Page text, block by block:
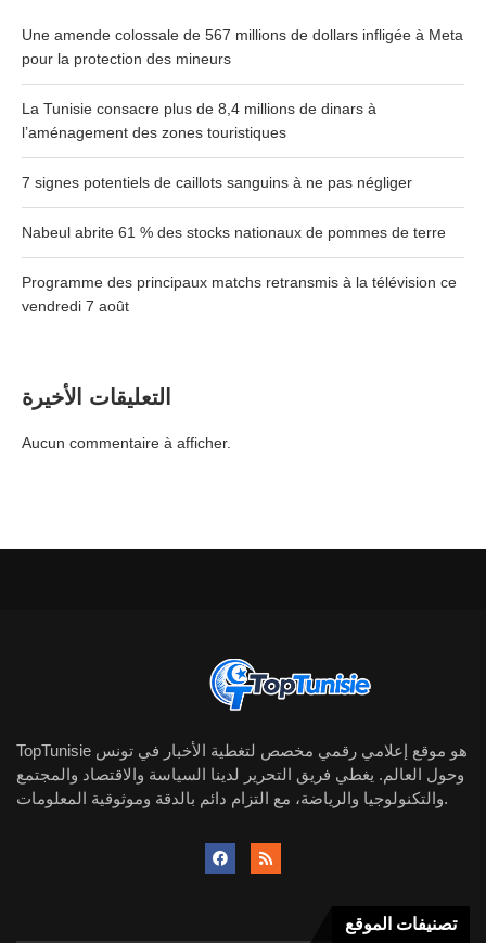
Une amende colossale de 567 millions de dollars infligée à Meta
pour la protection des mineurs
La Tunisie consacre plus de 8,4 millions de dinars à
l’aménagement des zones touristiques
7 signes potentiels de caillots sanguins à ne pas négliger
Nabeul abrite 61 % des stocks nationaux de pommes de terre
Programme des principaux matchs retransmis à la télévision ce
vendredi 7 août
التعليقات الأخيرة
Aucun commentaire à afficher.
TopTunisie هو موقع إعلامي رقمي مخصص لتغطية الأخبار في تونس
وحول العالم. يغطي فريق التحرير لدينا السياسة والاقتصاد والمجتمع
والتكنولوجيا والرياضة، مع التزام دائم بالدقة وموثوقية المعلومات.
تصنيفات الموقع